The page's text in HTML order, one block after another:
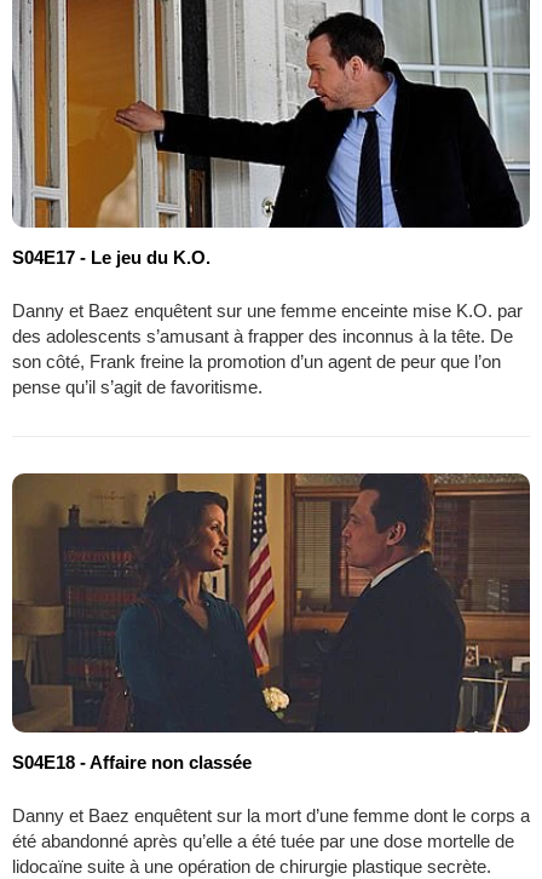
S04E17 - Le jeu du K.O.
Danny et Baez enquêtent sur une femme enceinte mise K.O. par
des adolescents s’amusant à frapper des inconnus à la tête. De
son côté, Frank freine la promotion d’un agent de peur que l’on
pense qu’il s’agit de favoritisme.
S04E18 - Affaire non classée
Danny et Baez enquêtent sur la mort d’une femme dont le corps a
été abandonné après qu’elle a été tuée par une dose mortelle de
lidocaïne suite à une opération de chirurgie plastique secrète.